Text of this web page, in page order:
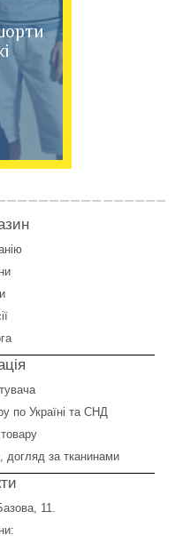
по Україні та СНД
догляд за тканинами
11.